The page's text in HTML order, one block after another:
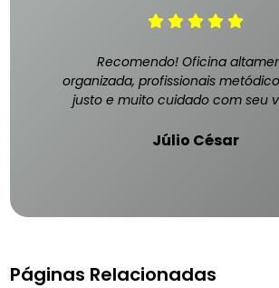
Recomendo! Oficina
organizada, profissionais
justo e muito cuidado com seu
Júlio César
Páginas Relacionadas